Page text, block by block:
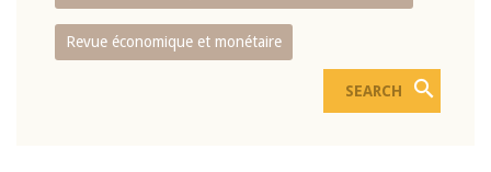
Revue économique et monétaire